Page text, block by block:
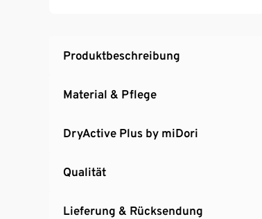
Produktbeschreibung
Material & Pflege
DryActive Plus by miDori
Qualität
Lieferung & Rücksendung